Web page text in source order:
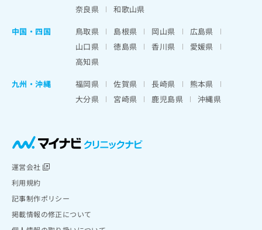
奈良県
和歌山県
中国・四国
鳥取県 島根県 岡山県
広島県
山口県
徳島県 香川県
愛媛県
高知県
九州・沖縄
福岡県 佐賀県 長崎県
熊本県
大分県
宮崎県 鹿児島県 沖縄県
運営会社
利用規約
記事制作ポリシー
掲載情報の修正について